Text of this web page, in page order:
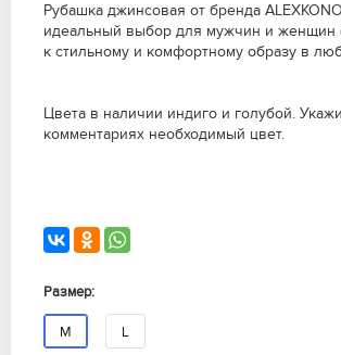
Рубашка джинсовая от бренда
идеальный выбор для мужчин и женщин
к стильному и комфортному образу в
Цвета в наличии индиго и голубой.
комментариях необходимый цвет.
Размер:
M L